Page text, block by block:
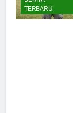
BERITA
TERBARU